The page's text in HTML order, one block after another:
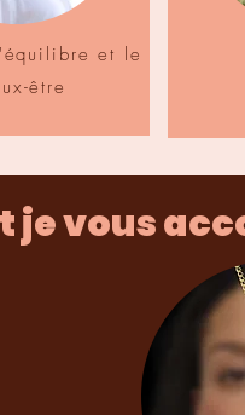
et le
être
je vous